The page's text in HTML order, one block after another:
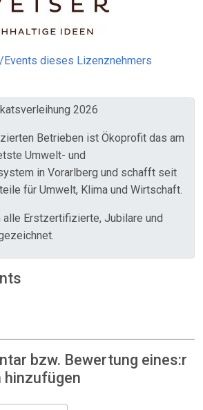
dieses Lizenznehmers
2026
Betrieben ist Ökoprofit das am
Umwelt- und
in Vorarlberg und schafft seit
für Umwelt, Klima und Wirtschaft.
alle Erstzertifizierte, Jubilare und
bzw. Bewertung eines:r
hinzufügen